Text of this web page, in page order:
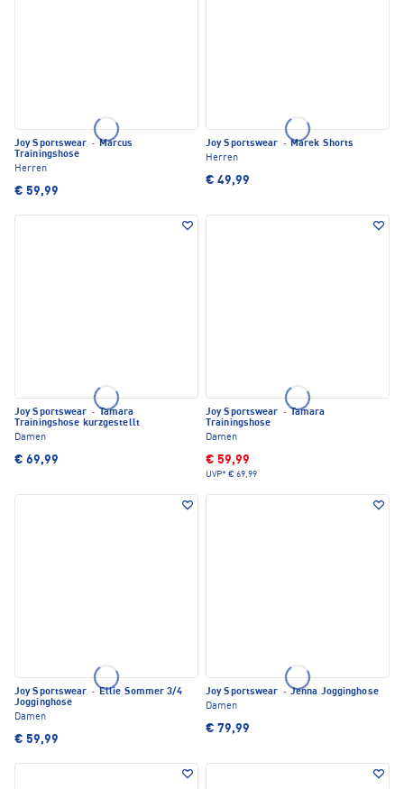
Joy Sportswear · Marcus
Trainingshose
Herren
€ 59,99
Joy Sportswear · Marek Shorts
Herren
€ 49,99
Joy Sportswear · Tamara
Trainingshose kurzgestellt
Damen
€ 69,99
Joy Sportswear · Tamara
Trainingshose
Damen
€ 59,99
UVP* € 69,99
Joy Sportswear · Ellie Sommer 3/4
Jogginghose
Damen
€ 59,99
Joy Sportswear · Jenna Jogginghose
Damen
€ 79,99